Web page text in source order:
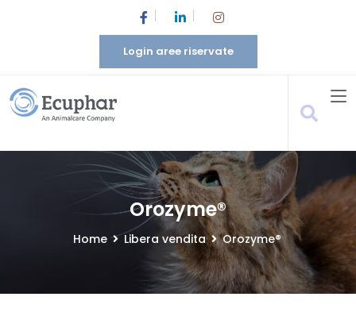
Login aree riservate
Orozyme®
Home Libera vendita Orozyme®